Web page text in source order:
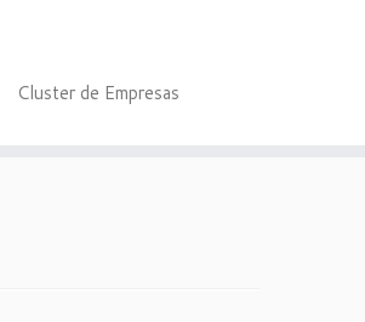
Cluster de Empresas